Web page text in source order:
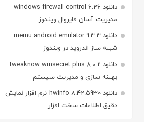
دانلود windows firewall control 6.26
مدیریت آسان فایروال ویندوز
دانلود memu android emulator 9.3.3
شبیه ساز اندروید در ویندوز
دانلود tweaknow winsecret plus 8.0.2
بهینه سازی و مدیریت سیستم
دانلود hwinfo 8.42.5930 نرم افزار نمایش
دقیق اطلاعات سخت افزار